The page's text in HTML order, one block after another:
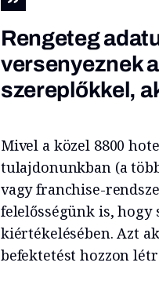
Rengeteg
versenyeznek
szereplőkkel,
Mivel a közel 8800
tulajdonunkban (a
vagy franchise-
felelősségünk is,
kiértékelésében. Azt
befektetést hozzon